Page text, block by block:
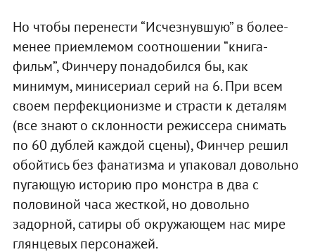
Но чтобы перенести “Исчезнувшую” в более-
менее приемлемом соотношении “книга-
фильм”, Финчеру понадобился бы, как
минимум, минисериал серий на 6. При всем
своем перфекционизме и страсти к деталям
(все знают о склонности режиссера снимать
по 60 дублей каждой сцены), Финчер решил
обойтись без фанатизма и упаковал довольно
пугающую историю про монстра в два с
половиной часа жесткой, но довольно
задорной, сатиры об окружающем нас мире
глянцевых персонажей.